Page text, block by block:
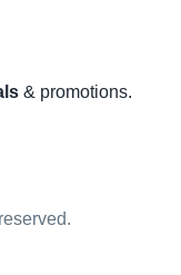
& promotions.